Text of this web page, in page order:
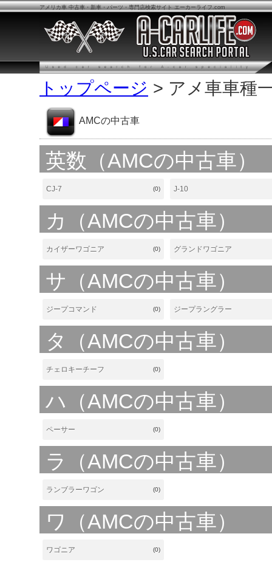
アメリカ車 中古車・新車・パーツ・専門店検索サイト エーカーライフ.com
トップページ > アメ車車種
AMCの中古車
英数（AMCの中古車）
CJ-7 (0) J-10
カ（AMCの中古車）
カイザーワゴニア (0) グランドワゴニア
サ（AMCの中古車）
ジープコマンド (0) ジープラングラー
タ（AMCの中古車）
チェロキーチーフ (0)
ハ（AMCの中古車）
ペーサー (0)
ラ（AMCの中古車）
ランブラーワゴン (0)
ワ（AMCの中古車）
ワゴニア (0)